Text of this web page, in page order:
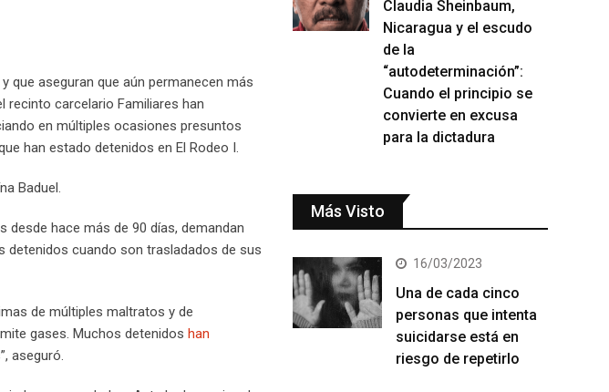
y que aseguran que aún permanecen más
carcelario Familiares han
en múltiples ocasiones presuntos
han estado detenidos en El Rodeo I.
Baduel.
desde hace más de 90 días, demandan
detenidos cuando son trasladados de sus
de múltiples maltratos y de
gases. Muchos detenidos han
aseguró.
Claudia Sheinbaum,
Nicaragua y el escudo
de la
“autodeterminación”:
Cuando el principio se
convierte en excusa
para la dictadura
Más Visto
16/03/2023
Una de cada cinco
personas que intenta
suicidarse está en
riesgo de repetirlo